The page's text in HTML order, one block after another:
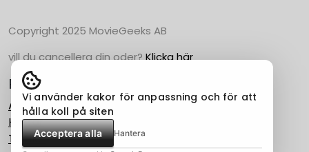
Copyright 2025 MovieGeeks AB
vill du cancellera din oder?Klicka här
Populära Kategorier
Action
Horror
Thriller
Vi använder kakor för anpassning och för att
hålla koll på siten
Acceptera alla Hantera